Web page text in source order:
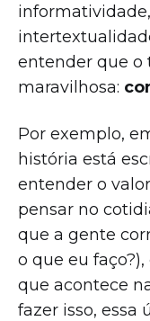
entender que o
maravilhosa:
Por exemplo,
história está
entender o
pensar no
que a gente
o que eu
que acontece
fazer isso, essa